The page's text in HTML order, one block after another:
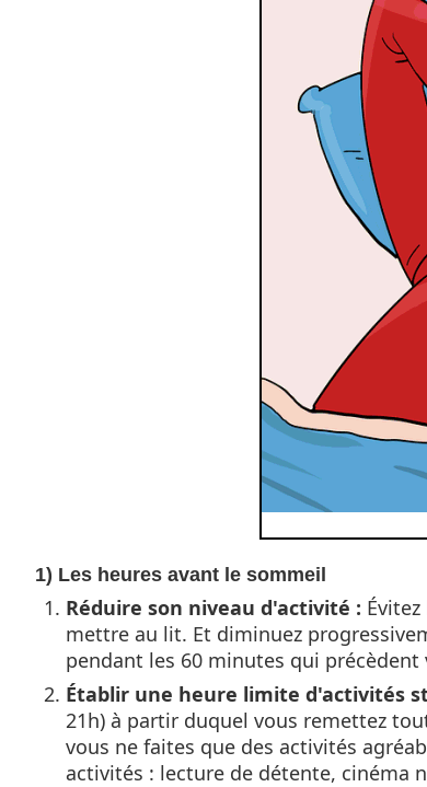
1) Les heures avant le sommeil
Réduire son niveau d'activité :
mettre au lit. Et diminuez
pendant les 60 minutes qui précèdent
Établir une heure limite d'activités
21h) à partir duquel vous remettez
vous ne faites que des activités
activités : lecture de détente, cinéma